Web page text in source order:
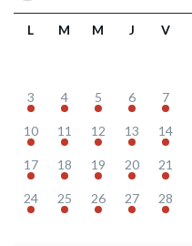
L M M J V
3 4 5 6 7
10 11 12 13 14
17 18 19 20 21
24 25 26 27 28